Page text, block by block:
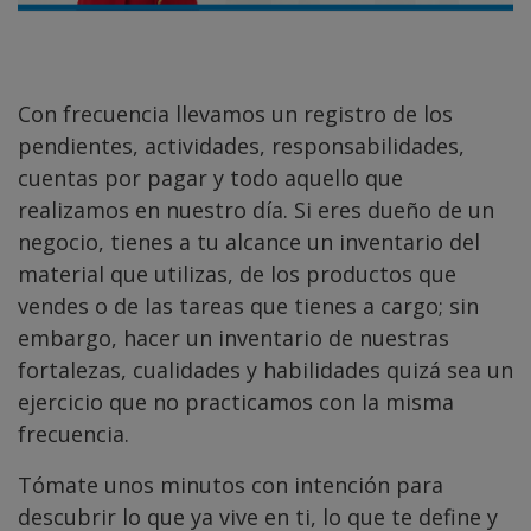
Con frecuencia llevamos un registro de los
pendientes, actividades, responsabilidades,
cuentas por pagar y todo aquello que
realizamos en nuestro día. Si eres dueño de un
negocio, tienes a tu alcance un inventario del
material que utilizas, de los productos que
vendes o de las tareas que tienes a cargo; sin
embargo, hacer un inventario de nuestras
fortalezas, cualidades y habilidades quizá sea un
ejercicio que no practicamos con la misma
frecuencia.
Tómate unos minutos con intención para
descubrir lo que ya vive en ti, lo que te define y